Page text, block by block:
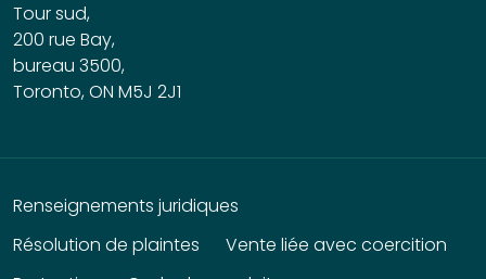
Tour sud,
200 rue Bay,
bureau 3500,
Toronto, ON M5J 2J1
Renseignements juridiques
Résolution de plaintes
Vente liée avec coercition